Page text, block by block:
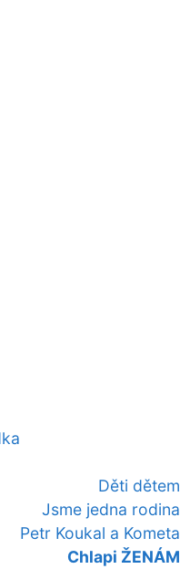
Děti dětem
Jsme jedna rodina
Petr Koukal a Kometa
Chlapi ŽENÁM